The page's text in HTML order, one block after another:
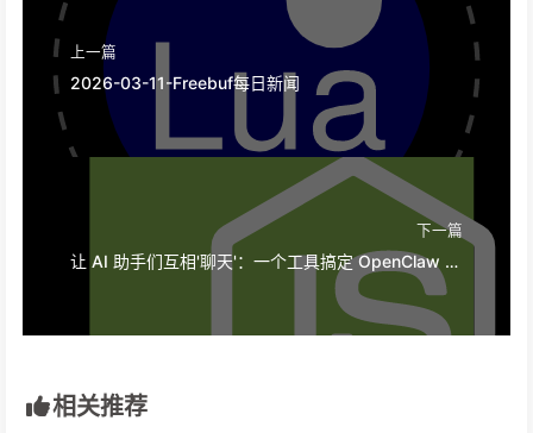
上一篇
2026-03-11-Freebuf每日新闻
下一篇
相关推荐